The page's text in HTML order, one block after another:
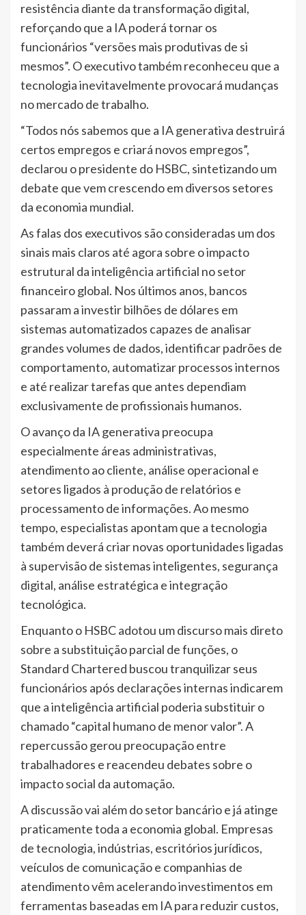
resistência diante da transformação digital,
reforçando que a IA poderá tornar os
funcionários “versões mais produtivas de si
mesmos”. O executivo também reconheceu que a
tecnologia inevitavelmente provocará mudanças
no mercado de trabalho.
“Todos nós sabemos que a IA generativa destruirá
certos empregos e criará novos empregos”,
declarou o presidente do HSBC, sintetizando um
debate que vem crescendo em diversos setores
da economia mundial.
As falas dos executivos são consideradas um dos
sinais mais claros até agora sobre o impacto
estrutural da inteligência artificial no setor
financeiro global. Nos últimos anos, bancos
passaram a investir bilhões de dólares em
sistemas automatizados capazes de analisar
grandes volumes de dados, identificar padrões de
comportamento, automatizar processos internos
e até realizar tarefas que antes dependiam
exclusivamente de profissionais humanos.
O avanço da IA generativa preocupa
especialmente áreas administrativas,
atendimento ao cliente, análise operacional e
setores ligados à produção de relatórios e
processamento de informações. Ao mesmo
tempo, especialistas apontam que a tecnologia
também deverá criar novas oportunidades ligadas
à supervisão de sistemas inteligentes, segurança
digital, análise estratégica e integração
tecnológica.
Enquanto o HSBC adotou um discurso mais direto
sobre a substituição parcial de funções, o
Standard Chartered buscou tranquilizar seus
funcionários após declarações internas indicarem
que a inteligência artificial poderia substituir o
chamado “capital humano de menor valor”. A
repercussão gerou preocupação entre
trabalhadores e reacendeu debates sobre o
impacto social da automação.
A discussão vai além do setor bancário e já atinge
praticamente toda a economia global. Empresas
de tecnologia, indústrias, escritórios jurídicos,
veículos de comunicação e companhias de
atendimento vêm acelerando investimentos em
ferramentas baseadas em IA para reduzir custos,